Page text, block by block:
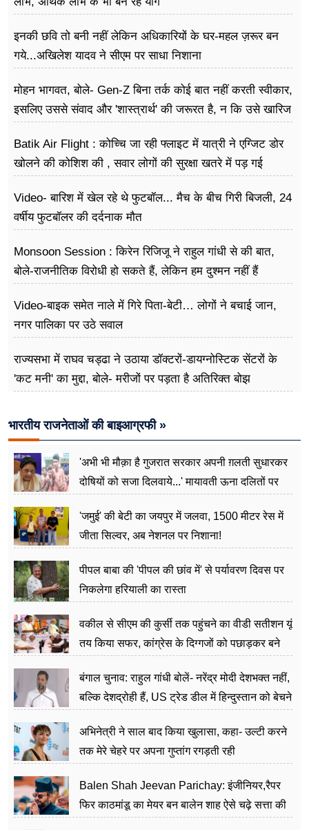
इनकी छवि तो बनी नहीं लेकिन अधिकारियों के घर-महल ज़रूर बन
गये...अखिलेश यादव ने सीएम पर साधा​ निशाना
मोहन भागवत, बोले- Gen-Z बिना तर्क कोई बात नहीं करती स्वीकार,
इसलिए उससे संवाद और 'शास्त्रार्थ' की जरूरत है, न कि उसे खारिज
Batik Air Flight : कोच्चि जा रही फ्लाइट में यात्री ने एग्जिट डोर
खोलने की कोशिश की , सवार लोगों की सुरक्षा खतरे में पड़ गई
Video- बारिश में खेल रहे थे फुटबॉल... मैच के बीच गिरी बिजली, 24
वर्षीय फुटबॉलर की दर्दनाक मौत
Monsoon Session : किरेन रिजिजू ने राहुल गांधी से की बात,
बोले-राजनीतिक विरोधी हो सकते हैं, लेकिन हम दुश्मन नहीं हैं
Video-बाइक समेत नाले में गिरे पिता-बेटी… लोगों ने बचाई जान,
नगर पालिका पर उठे सवाल
राज्यसभा में राघव चड्ढा ने उठाया डॉक्टरों-डायग्नोस्टिक सेंटरों के
'कट मनी' का मुद्दा, बोले- मरीजों पर पड़ता है अ​तिरिक्त बोझ
भारतीय राजनेताओं की बाइआग्रफी »
'अभी भी मौक़ा है गुजरात सरकार अपनी ग़लती सुधारकर
दोषियों को सजा दिलवाये...' मायावती ऊना दलितों पर
'जमुई' की बेटी का जयपुर में जलवा, 1500 मीटर रेस में
जीता सिल्वर, अब नेशनल पर निशाना!
पीपल बाबा की 'पीपल की छांव में' से पर्यावरण दिवस पर
निकलेगा हरियाली का रास्ता
वकील से सीएम की कुर्सी तक पहुंचने का वीडी सतीशन यूं
तय किया सफर, कांग्रेस के दिग्गजों को पछाड़कर बने
बंगाल चुनाव: राहुल गांधी बोलें- नरेंद्र मोदी देशभक्त नहीं,
बल्कि देशद्रोही हैं, US ट्रेड डील में हिन्दुस्तान को बेचने
अभिनेत्री ने साल बाद किया खुलासा, कहा- उल्टी करने
तक मेरे चेहरे पर अपना गुप्तांग रगड़ती रही
Balen Shah Jeevan Parichay: इंजीनियर,रैपर
फिर काठमांडू का मेयर बन बालेन शाह ऐसे चढ़े सत्ता की